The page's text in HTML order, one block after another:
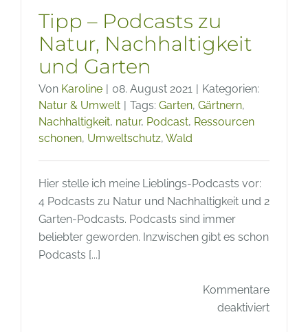
Tipp – Podcasts zu
Natur, Nachhaltigkeit
und Garten
Von Karoline | 08. August 2021 | Kategorien:
Natur & Umwelt | Tags: Garten, Gärtnern,
Nachhaltigkeit, natur, Podcast, Ressourcen
schonen, Umweltschutz, Wald
Hier stelle ich meine Lieblings-Podcasts vor:
4 Podcasts zu Natur und Nachhaltigkeit und 2
Garten-Podcasts. Podcasts sind immer
beliebter geworden. Inzwischen gibt es schon
Podcasts [...]
Kommentare
deaktiviertfür